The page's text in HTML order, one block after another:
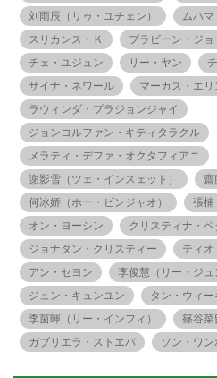
刘雨辰（リゥ・ユチェン）
ムハマ
スリカンス・Ｋ
プラビーン・ジョ
チェ・ユジュン
リー・ヤン
サイナ・ネワール
マーカス・エリ
ラウィンダ・プラジョンジャイ
ジョンコルファン・キティタラクル
メラティ・デファ・オクタフィアニ
謝影雪（ツェ・インスェット）
齋
何冰娇（ホー・ビンジャオ）
張楠
オン・ヨーシン
クリスティナ・ペ
ジョナタン・クリスティー
ティオ
アン・セヨン
李俊慧（リー・ジュ
ジュン・キュンユン
タン・ウィー
李茵暉（リー・インフィ）
篠谷菜
ガブリエラ・ストエバ
ソン・ワン